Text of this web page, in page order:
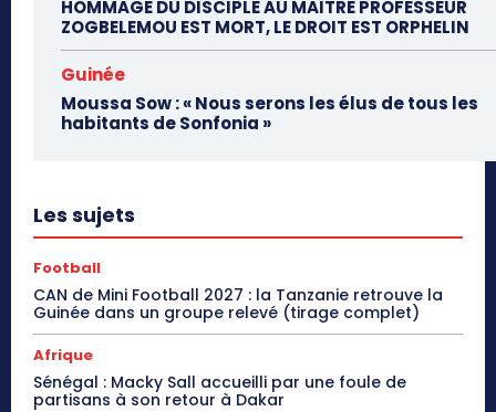
HOMMAGE DU DISCIPLE AU MAÎTRE PROFESSEUR
ZOGBELEMOU EST MORT, LE DROIT EST ORPHELIN
Guinée
Moussa Sow : « Nous serons les élus de tous les
habitants de Sonfonia »
Les sujets
Football
CAN de Mini Football 2027 : la Tanzanie retrouve la
Guinée dans un groupe relevé (tirage complet)
Afrique
Sénégal : Macky Sall accueilli par une foule de
partisans à son retour à Dakar